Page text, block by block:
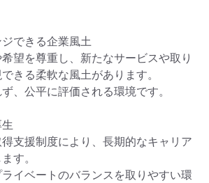
できる企業風土
望を尊重し、新たなサービスや取り
きる柔軟な風土があります。
、公平に評価される環境です。
支援制度により、長期的なキャリア
す。
イベートのバランスを取りやすい環